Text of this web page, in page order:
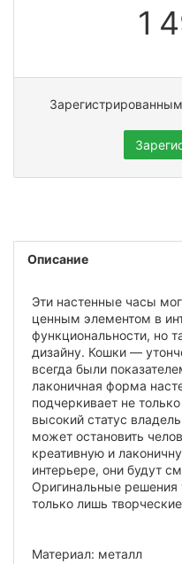
1
Описание
Эти настенные часы
ценным элементом в
функциональности, но
дизайну. Кошки —
всегда были
лаконичная форма
подчеркивает не
высокий статус
может остановить
креативную и
интерьере, они будут
Оригинальные решения
только лишь
Материал: металл